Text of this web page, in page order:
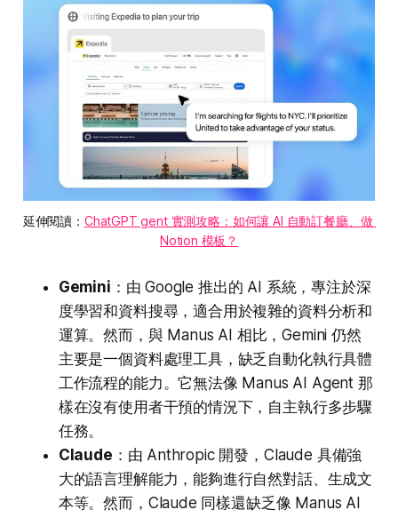
延伸閱讀： ChatGPT ​gent 實測攻略：如何讓 AI 自動訂餐廳、做
Notion 模板？
Gemini ：由 Google 推出的 AI 系統，專注於深
度學習和資料搜尋，適合用於複雜的資料分析和
運算。然而，與 Manus AI 相比，Gemini 仍然
主要是一個資料處理工具，缺乏自動化執行具體
工作流程的能力。它無法像 Manus AI Agent 那
樣在沒有使用者干預的情況下，自主執行多步驟
任務。
Claude ：由 Anthropic 開發，Claude 具備強
大的語言理解能力，能夠進行自然對話、生成文
本等。然而，Claude 同樣還缺乏像 Manus AI